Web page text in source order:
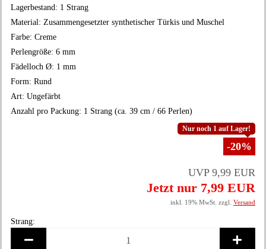
Lagerbestand: 1 Strang
Material: Zusammengesetzter synthetischer Türkis und Muschel
Farbe: Creme
Perlengröße: 6 mm
Fädelloch Ø: 1 mm
Form: Rund
Art: Ungefärbt
Anzahl pro Packung: 1 Strang (ca. 39 cm / 66 Perlen)
Nur noch 1 auf Lager!
-20%
UVP 9,99 EUR
Jetzt nur 7,99 EUR
inkl. 19% MwSt. zzgl. Versand
Strang: